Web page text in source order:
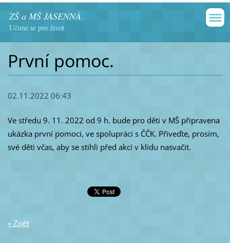
ZŠ a MŠ JASENNÁ
Učíme se pro život
První pomoc.
02.11.2022 06:43
Ve středu 9. 11. 2022 od 9 h. bude pro děti v MŠ připravena
ukázka první pomoci, ve spolupráci s ČČK. Přiveďte, prosím,
své děti včas, aby se stihli před akcí v klidu nasvačit.
« Zpět